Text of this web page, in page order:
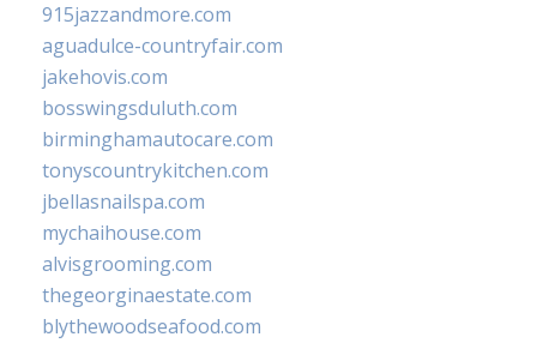
915jazzandmore.com
aguadulce-countryfair.com
jakehovis.com
bosswingsduluth.com
birminghamautocare.com
tonyscountrykitchen.com
jbellasnailspa.com
mychaihouse.com
alvisgrooming.com
thegeorginaestate.com
blythewoodseafood.com